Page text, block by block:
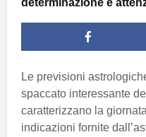
Le previsioni
spaccato interessante
caratterizzano la
indicazioni fornite